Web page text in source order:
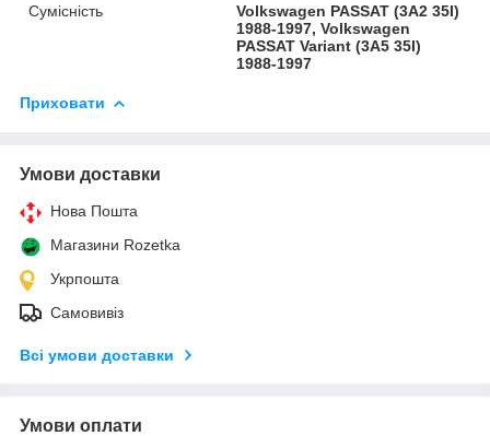
Сумісність
Volkswagen PASSAT (3A2 35I)
1988-1997, Volkswagen
PASSAT Variant (3A5 35I)
1988-1997
Приховати
Умови доставки
Нова Пошта
Магазини Rozetka
Укрпошта
Самовивіз
Всі умови доставки
Умови оплати